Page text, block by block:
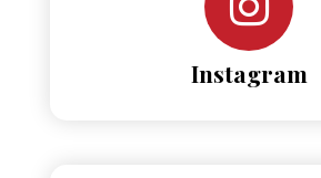
Instagram